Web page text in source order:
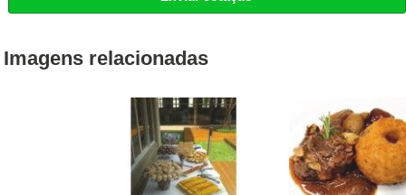
Imagens relacionadas